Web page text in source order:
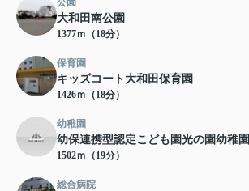
公園
大和田南公園
1377ｍ（18分）
保育園
キッズコート大和田保育園
1426ｍ（18分）
幼稚園
幼保連携型認定こども園光の園幼稚園
1502ｍ（19分）
総合病院